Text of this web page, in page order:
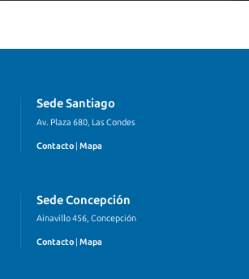
Sede Santiago
Av. Plaza 680, Las Condes
Contacto | Mapa
Sede Concepción
Ainavillo 456, Concepción
Contacto Mapa